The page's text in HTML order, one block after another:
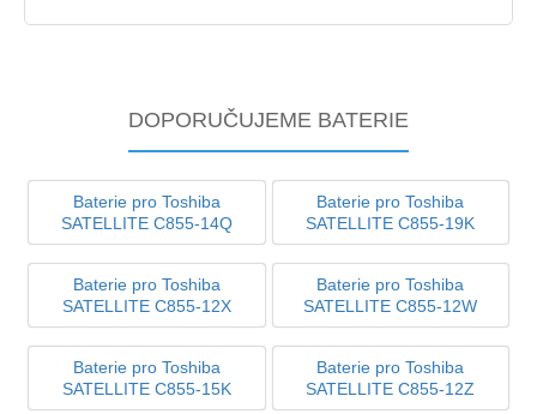
DOPORUČUJEME BATERIE
Baterie pro Toshiba
SATELLITE C855-14Q
Baterie pro Toshiba
SATELLITE C855-19K
Baterie pro Toshiba
SATELLITE C855-12X
Baterie pro Toshiba
SATELLITE C855-12W
Baterie pro Toshiba
SATELLITE C855-15K
Baterie pro Toshiba
SATELLITE C855-12Z